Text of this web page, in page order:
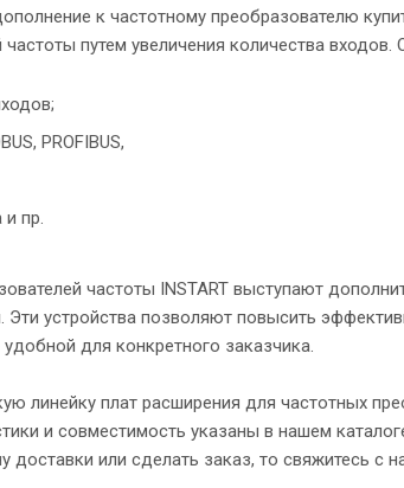
к частотному преобразователю
путем увеличения количества входов.
PROFIBUS,
и пр.
частоты INSTART выступают
Эти устройства позволяют повысить
для конкретного заказчика.
линейку плат расширения для частотных
и совместимость указаны в нашем
доставки или сделать заказ, то свяжитесь с